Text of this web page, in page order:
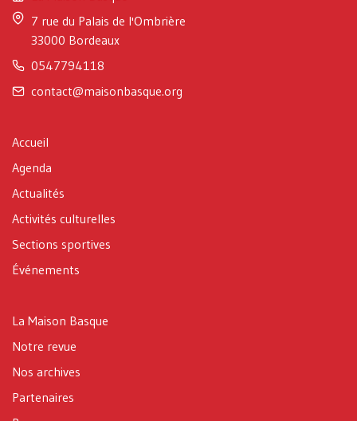
7 rue du Palais de l'Ombrière
33000 Bordeaux
0547794118
contact@maisonbasque.org
Accueil
Agenda
Actualités
Activités culturelles
Sections sportives
Événements
La Maison Basque
Notre revue
Nos archives
Partenaires